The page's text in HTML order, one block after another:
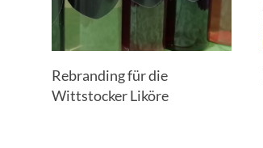
Rebranding für die
Wittstocker Liköre